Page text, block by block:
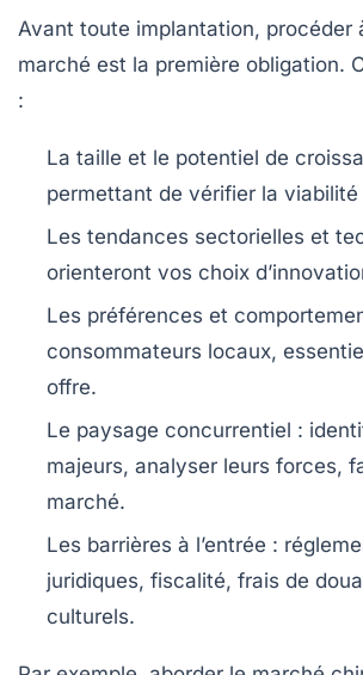
Avant toute implantation, procéder
marché est la première obligation.
:
La taille et le potentiel de
permettant de vérifier la
Les tendances sectorielles et
orienteront vos choix
Les préférences et
consommateurs locaux,
offre.
Le paysage concurrentiel :
majeurs, analyser leurs forces,
marché.
Les barrières à l’entrée :
juridiques, fiscalité, frais de
culturels.